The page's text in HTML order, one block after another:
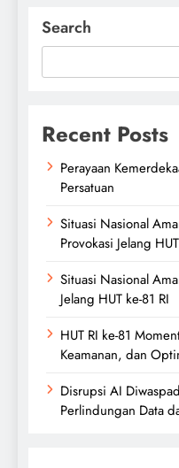
Search
Recent Posts
Perayaan
Persatuan
Situasi Nasional
Provokasi Jelang
Situasi Nasional
Jelang HUT ke-81 RI
HUT RI ke-81
Keamanan, dan
Disrupsi AI
Perlindungan Data